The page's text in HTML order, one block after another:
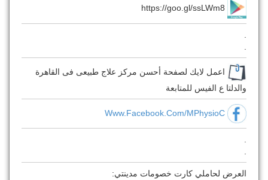
.
.
اعمل لايك لصفحة أحسن مركز علاج طبيعى فى القاهرة
والدلتا ع الفيس للمتابعة
Www.facebook.com/MPhysioC
.
.
العرض لحاملي كارت خصومات مدينتي: